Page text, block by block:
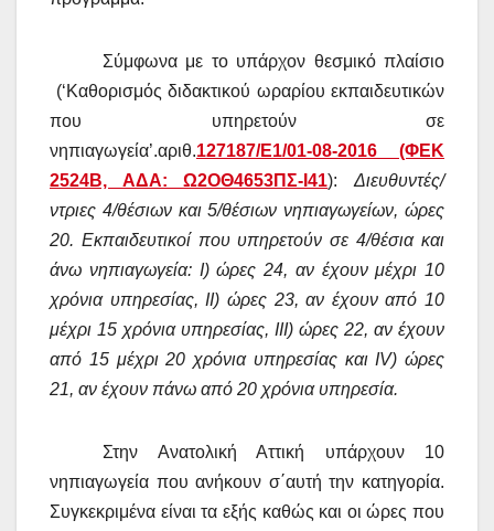
Σύμφωνα με το υπάρχον θεσμικό πλαίσιο
(‘Καθορισμός διδακτικού ωραρίου εκπαιδευτικών
που υπηρετούν σε
νηπιαγωγεία’.αριθ.127187/E1/01-08-2016 (ΦΕΚ
2524Β, ΑΔΑ: Ω2ΟΘ4653ΠΣ-Ι41):Διευθυντές/
ντριες 4/θέσιων και 5/θέσιων νηπιαγωγείων, ώρες
20. Εκπαιδευτικοί που υπηρετούν σε 4/θέσια και
άνω νηπιαγωγεία: Ι) ώρες 24, αν έχουν μέχρι 10
χρόνια υπηρεσίας, II) ώρες 23, αν έχουν από 10
μέχρι 15 χρόνια υπηρεσίας, III) ώρες 22, αν έχουν
από 15 μέχρι 20 χρόνια υπηρεσίας και IV) ώρες
21, αν έχουν πάνω από 20 χρόνια υπηρεσία.
Στην Ανατολική Αττική υπάρχουν 10
νηπιαγωγεία που ανήκουν σ΄αυτή την κατηγορία.
Συγκεκριμένα είναι τα εξής καθώς και οι ώρες που